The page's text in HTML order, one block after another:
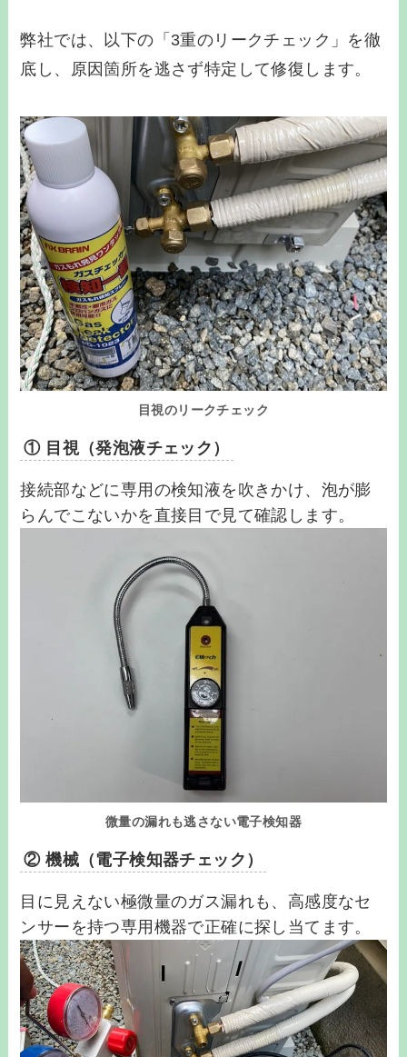
弊社では、以下の「3重のリークチェック」を徹
底し、原因箇所を逃さず特定して修復します。
目視のリークチェック
① 目視（発泡液チェック）
接続部などに専用の検知液を吹きかけ、泡が膨
らんでこないかを直接目で見て確認します。
微量の漏れも逃さない電子検知器
② 機械（電子検知器チェック）
目に見えない極微量のガス漏れも、高感度なセ
ンサーを持つ専用機器で正確に探し当てます。